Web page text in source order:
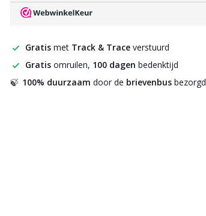
Gratismet Track & Traceverstuurd
Gratisomruilen, 100 dagen bedenktijd
🍃 100% duurzaam door de brievenbusbezorgd